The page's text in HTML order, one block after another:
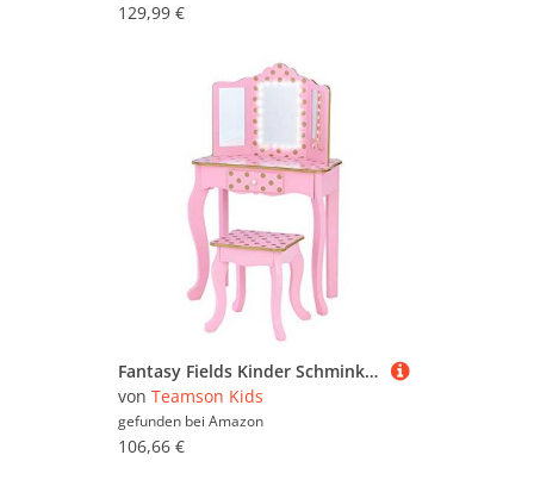
129,99 €
Fantasy Fields Kinder Schminktisch mit Spiegel und Hocker Mit Lichtern Rosa/Gold TD-11670LL
von Teamson Kids
gefunden bei Amazon
106,66 €